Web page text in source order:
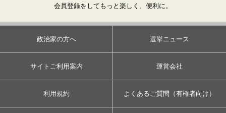
会員登録をしてもっと楽しく、便利に。
政治家の方へ 選挙ニュース
サイトご利用案内 運営会社
利用規約 よくあるご質問（有権者向け）